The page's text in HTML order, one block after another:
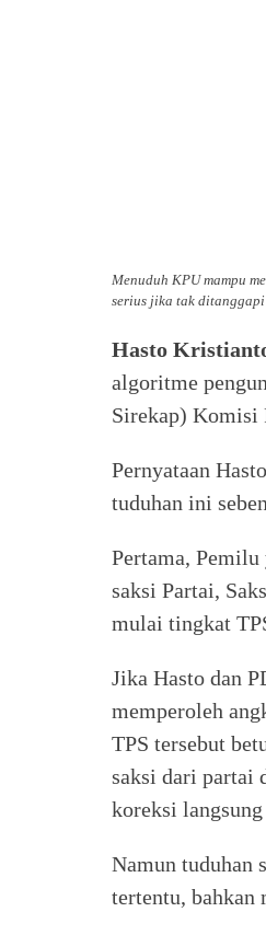
Menuduh KPU mampu
serius jika tak
Hasto
algoritme
Sirekap) Komisi
Pernyataan
tuduhan ini
Pertama, Pemilu
saksi Partai,
mulai tingkat
Jika Hasto dan
memperoleh
TPS tersebut
saksi dari partai
koreksi
Namun tuduhan
tertentu, bahkan